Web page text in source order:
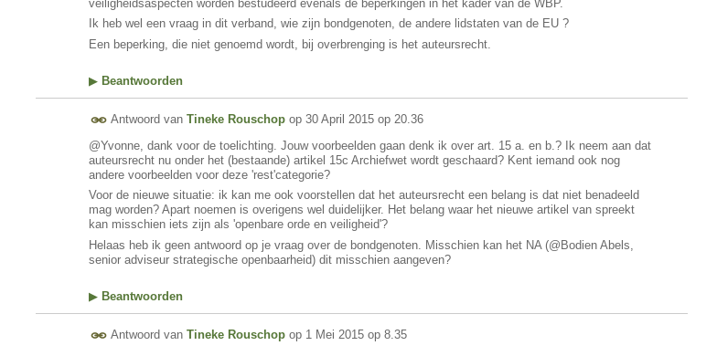
veiligheidsaspecten worden bestudeerd evenals de beperkingen in het kader van de WBP.
Ik heb wel een vraag in dit verband, wie zijn bondgenoten, de andere lidstaten van de EU ?
Een beperking, die niet genoemd wordt, bij overbrenging is het auteursrecht.
▶ Beantwoorden
Antwoord van Tineke Rouschop op 30 April 2015 op 20.36
@Yvonne, dank voor de toelichting. Jouw voorbeelden gaan denk ik over art. 15 a. en b.? Ik neem aan dat
auteursrecht nu onder het (bestaande) artikel 15c Archiefwet wordt geschaard? Kent iemand ook nog
andere voorbeelden voor deze 'rest'categorie?
Voor de nieuwe situatie: ik kan me ook voorstellen dat het auteursrecht een belang is dat niet benadeeld
mag worden? Apart noemen is overigens wel duidelijker. Het belang waar het nieuwe artikel van spreekt
kan misschien iets zijn als 'openbare orde en veiligheid'?
Helaas heb ik geen antwoord op je vraag over de bondgenoten. Misschien kan het NA (@Bodien Abels,
senior adviseur strategische openbaarheid) dit misschien aangeven?
▶ Beantwoorden
Antwoord van Tineke Rouschop op 1 Mei 2015 op 8.35